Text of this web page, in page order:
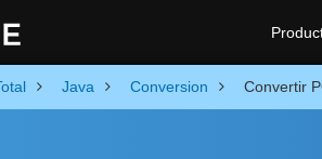
Java Conversion Convertir